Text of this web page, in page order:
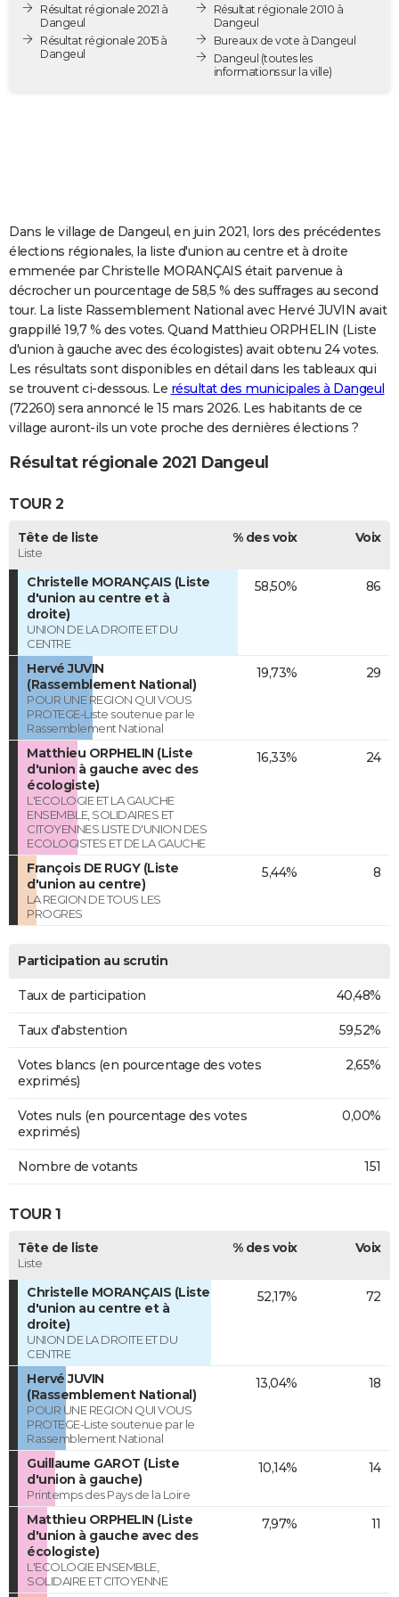
Destinations
City break
Voyage nature
Voyage de noces
Forum
PHOTO
GUIDES D'ACHAT
COPAINS D'AVANT
S'inscrire
Se connecter
Lycées
Collèges
Primaires
Universités
Entreprises
Service militaire
Avis de recherche
AVIS DE DÉCÈS
FORUM
Bricolage
Lifestyle
Culture
Sport
Auto
Television
Voyage
Cinema
Résultat régionale 2021 à
Dangeul
Résultat régionale 2015 à
Dangeul
Résultat régionale 2010 à
Dangeul
Bureaux de vote à Dangeul
Dangeul (toutes les
informations sur la ville)
Dans le village de Dangeul, en juin 2021, lors des précédentes
élections régionales, la liste d'union au centre et à droite
emmenée par Christelle MORANÇAIS était parvenue à
décrocher un pourcentage de 58,5 % des suffrages au second
tour. La liste Rassemblement National avec Hervé JUVIN avait
grappillé 19,7 % des votes. Quand Matthieu ORPHELIN (Liste
d'union à gauche avec des écologistes) avait obtenu 24 votes.
Les résultats sont disponibles en détail dans les tableaux qui
se trouvent ci-dessous. Le résultat des municipales à Dangeul
(72260) sera annoncé le 15 mars 2026. Les habitants de ce
village auront-ils un vote proche des dernières élections ?
Résultat régionale 2021 Dangeul
TOUR 2
Tête de liste
Liste
% des voix Voix
Christelle MORANÇAIS (Liste
d'union au centre et à
droite)
UNION DE LA DROITE ET DU
CENTRE
58,50% 86
Hervé JUVIN
(Rassemblement National)
POUR UNE REGION QUI VOUS
PROTEGE-Liste soutenue par le
Rassemblement National
19,73% 29
Matthieu ORPHELIN (Liste
d'union à gauche avec des
écologiste)
L'ECOLOGIE ET LA GAUCHE
ENSEMBLE, SOLIDAIRES ET
CITOYENNES.LISTE D'UNION DES
ECOLOGISTES ET DE LA GAUCHE
16,33% 24
François DE RUGY (Liste
d'union au centre)
LA REGION DE TOUS LES
PROGRES
5,44% 8
Participation au scrutin
Taux de participation 40,48%
Taux d'abstention 59,52%
Votes blancs (en pourcentage des votes
exprimés)
2,65%
Votes nuls (en pourcentage des votes
exprimés)
0,00%
Nombre de votants 151
TOUR 1
Tête de liste
Liste
% des voix Voix
Christelle MORANÇAIS (Liste
d'union au centre et à
droite)
UNION DE LA DROITE ET DU
CENTRE
52,17% 72
Hervé JUVIN
(Rassemblement National)
POUR UNE REGION QUI VOUS
PROTEGE-Liste soutenue par le
Rassemblement National
13,04% 18
Guillaume GAROT (Liste
d'union à gauche)
Printemps des Pays de la Loire
10,14% 14
Matthieu ORPHELIN (Liste
d'union à gauche avec des
écologiste)
L'ECOLOGIE ENSEMBLE,
SOLIDAIRE ET CITOYENNE
7,97% 11